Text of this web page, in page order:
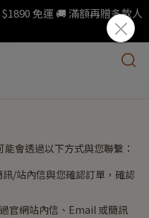
免運 🚚 滿額再贈多款人
會透過以下方式與您聯繫：
/站內信與您確認訂單，確認
官網站內信、Email 或簡訊